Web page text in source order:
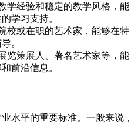
学经验和稳定的教学风格，能
学习支持。
校或在职的艺术家，能够在特
。
览策展人、著名艺术家等，能
前沿信息。
水平的重要标准。一般来说，